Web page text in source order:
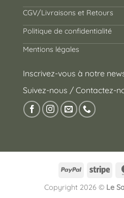
CGV/Livraisons et Retours
Politique de confidentialité
Mentions légales
Inscrivez-vous à notre
Suivez-nous / Contactez-
PayPal
Copyright 2026 © Le